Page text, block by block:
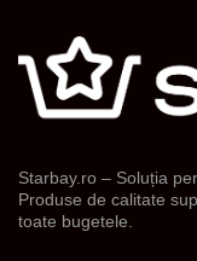
Starbay.ro – Soluția
Produse de calitate
toate bugetele.